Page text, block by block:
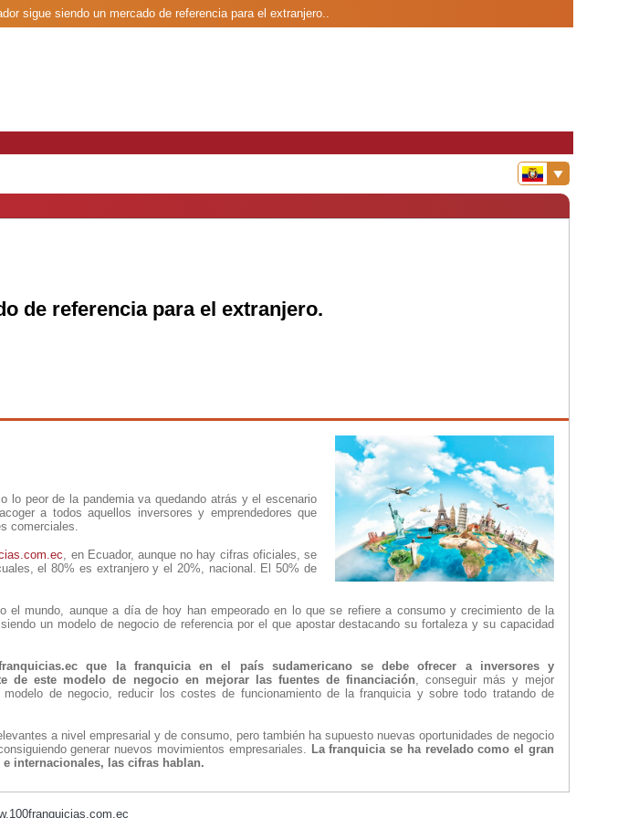
sigue siendo un mercado de referencia para el extranjero..
de referencia para el extranjero.
lo peor de la pandemia va quedando atrás y el escenario
a todos aquellos inversores y emprendedores que
comerciales.
, en Ecuador, aunque no hay cifras oficiales, se
el 80% es extranjero y el 20%, nacional. El 50% de
el mundo, aunque a día de hoy han empeorado en lo que se refiere a consumo y crecimiento de la
un modelo de negocio de referencia por el que apostar destacando su fortaleza y su capacidad
que la franquicia en el país sudamericano se debe ofrecer a inversores y
de este modelo de negocio en mejorar las fuentes de financiación, conseguir más y mejor
de negocio, reducir los costes de funcionamiento de la franquicia y sobre todo tratando de
a nivel empresarial y de consumo, pero también ha supuesto nuevas oportunidades de negocio
generar nuevos movimientos empresariales. La franquicia se ha revelado como el gran
internacionales, las cifras hablan.